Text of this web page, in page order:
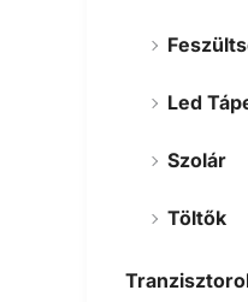
Led
Szolár
Töltők